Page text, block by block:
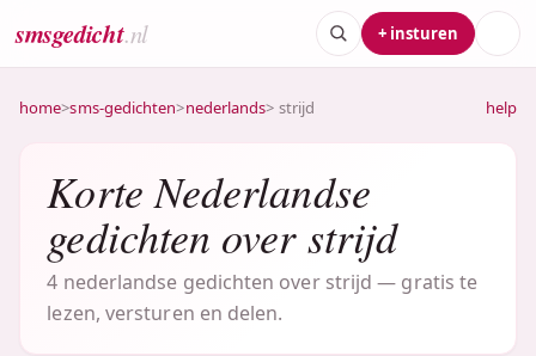
smsgedicht.nl + insturen
home>sms-gedichten>nederlands> strijd help
Korte Nederlandse
gedichten over strijd
4 nederlandse gedichten over strijd — gratis te
lezen, versturen en delen.